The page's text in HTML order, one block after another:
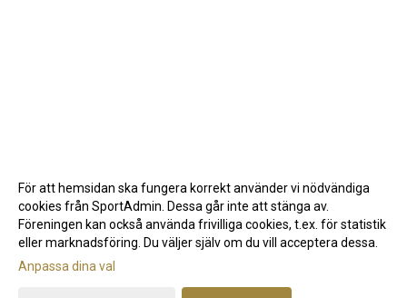
Gå till Webbversion
För att hemsidan ska fungera korrekt använder vi nödvändiga
cookies från SportAdmin. Dessa går inte att stänga av.
Föreningen kan också använda frivilliga cookies, t.ex. för statistik
eller marknadsföring. Du väljer själv om du vill acceptera dessa.
Anpassa dina val